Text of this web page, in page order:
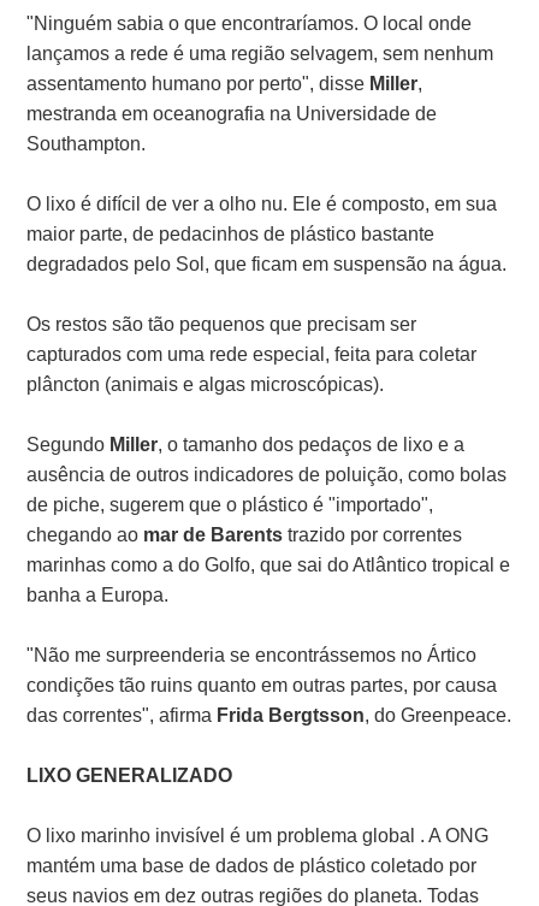
"Ninguém sabia o que encontraríamos. O local onde
lançamos a rede é uma região selvagem, sem nenhum
assentamento humano por perto", disse Miller,
mestranda em oceanografia na Universidade de
Southampton.
O lixo é difícil de ver a olho nu. Ele é composto, em sua
maior parte, de pedacinhos de plástico bastante
degradados pelo Sol, que ficam em suspensão na água.
Os restos são tão pequenos que precisam ser
capturados com uma rede especial, feita para coletar
plâncton (animais e algas microscópicas).
Segundo Miller, o tamanho dos pedaços de lixo e a
ausência de outros indicadores de poluição, como bolas
de piche, sugerem que o plástico é "importado",
chegando ao mar de Barents trazido por correntes
marinhas como a do Golfo, que sai do Atlântico tropical e
banha a Europa.
"Não me surpreenderia se encontrássemos no Ártico
condições tão ruins quanto em outras partes, por causa
das correntes", afirma Frida Bergtsson, do Greenpeace.
LIXO GENERALIZADO
O lixo marinho invisível é um problema global . A ONG
mantém uma base de dados de plástico coletado por
seus navios em dez outras regiões do planeta. Todas